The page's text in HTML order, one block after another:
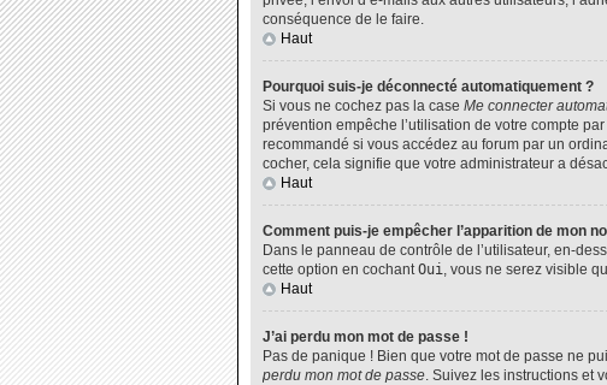
conséquence de le faire.
Haut
Pourquoi suis-je déconnecté automatiquement ?
Si vous ne cochez pas la case Me connecter
prévention empêche l’utilisation de votre compte
recommandé si vous accédez au forum par un
cocher, cela signifie que votre administrateur a
Haut
Comment puis-je empêcher l’apparition de mon
Dans le panneau de contrôle de l’utilisateur, en-
cette option en cochantOui, vous ne serez visible
Haut
J’ai perdu mon mot de passe !
Pas de panique ! Bien que votre mot de passe ne
perdu mon mot de passe. Suivez les instructions et